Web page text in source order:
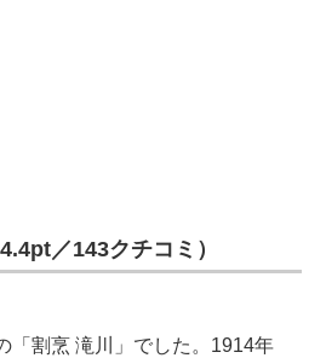
／143クチコミ）
割烹 滝川」でした。1914年